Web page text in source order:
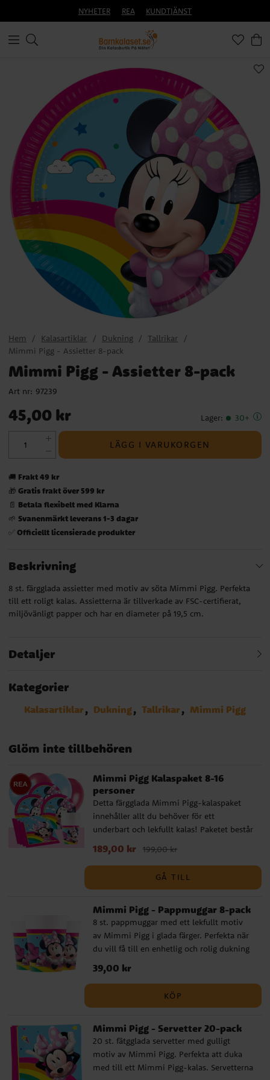
NYHETER REA KUNDTJÄNST
Hem Kalasartiklar Dukning
Tallrikar
Mimmi Pigg - Assietter 8-pack
Mimmi Pigg - Assietter 8-pack
Art nr: 97239
Pris: 45,00 kr
45,00 kr Lager: 30+
LÄGG I VARUKORGEN
🚚 Frakt 49 kr
🎁 Gratis frakt över 599 kr
📄 Betala flexibelt med Klarna
🌱 Svanenmärkt leverans 1-3 dagar
✅ Officiellt licensierade produkter
Beskrivning
8 st. färgglada assietter med motiv av söta Mimmi Pigg. Perfekta
till ett roligt kalas. Assietterna är tillverkade av FSC-certifierat,
miljövänligt papper och har en diameter på 19,5 cm.
Detaljer
Kategorier
Kalasartiklar Dukning Tallrikar Mimmi Pigg
Glöm inte tillbehören
Mimmi Pigg Kalaspaket 8-16
personer
Detta färgglada Mimmi Pigg-kalaspaket
innehåller allt du behöver för ett
underbart och lekfullt kalas! Paketet består
av tallrikar (19,5 cm), pappmuggar (200
ml) och servetter (33 x 33 cm) för 8 eller 16
personer. Dessutom ingår 10 mörkrosa och
10 ljusblå ballonger som skapar en härligt
(137 x 274 cm) som gör dukningen
komplett. Med ett färdigt kalaspaket går
det snabbt och enkelt att ordna en
oförglömlig födelsedag där barnen blir
riktigt glada. Komplettera gärna med
kalaspåsar, partyboxar, godis, småleksaker
att göra kalaset komplett.
Nuvarande pris:189,00 kr
189,00 kr 199,00 kr
GÅ TILL
Mimmi Pigg - Pappmuggar 8-pack
8 st. pappmuggar med ett lekfullt motiv
av Mimmi Pigg i glada färger. Perfekta när
du vill få till en enhetlig och rolig dukning
på kalaset med Mimmi Pigg-tema.
Muggarna är tillverkade av miljövänligt
och rymmer ca. 200 ml.
Pris:39,00 kr
39,00 kr
KÖP
Mimmi Pigg - Servetter 20-pack
20 st. fätgglada servetter med gulligt
motiv av Mimmi Pigg. Perfekta att duka
med till ett Mimmi Pigg-kalas. Servetterna